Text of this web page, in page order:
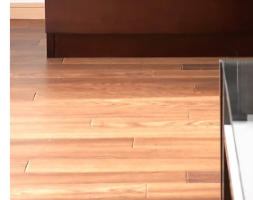
表面仕上げ
LEDライト付／スライド式
宗派
すべてのご宗派でお祀りい
曹洞宗 真言宗 浄土真宗 西
蓮宗 浄土宗 時宗 天台宗
宗派 他
※お仏壇のみの販売です。仏具類・仏壇台
※実際のサイズと若干異なる場合がございま